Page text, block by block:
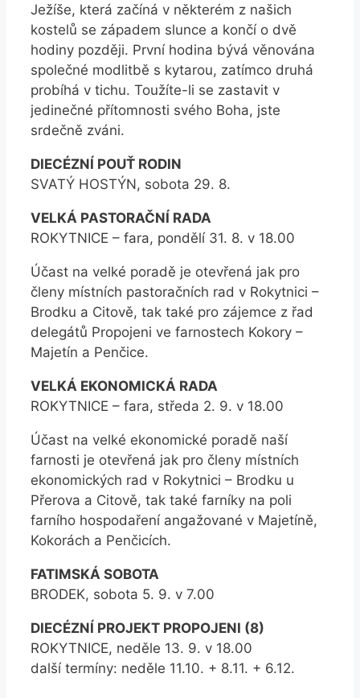
Ježíše, která začíná v některém z našich
kostelů se západem slunce a končí o dvě
hodiny později. První hodina bývá věnována
společné modlitbě s kytarou, zatímco druhá
probíhá v tichu. Toužíte-li se zastavit v
jedinečné přítomnosti svého Boha, jste
srdečně zváni.
DIECÉZNÍ POUŤ RODIN
SVATÝ HOSTÝN, sobota 29. 8.
VELKÁ PASTORAČNÍ RADA
ROKYTNICE – fara, pondělí 31. 8. v 18.00
Účast na velké poradě je otevřená jak pro
členy místních pastoračních rad v Rokytnici –
Brodku a Citově, tak také pro zájemce z řad
delegátů Propojeni ve farnostech Kokory –
Majetín a Penčice.
VELKÁ EKONOMICKÁ RADA
ROKYTNICE – fara, středa 2. 9. v 18.00
Účast na velké ekonomické poradě naší
farnosti je otevřená jak pro členy místních
ekonomických rad v Rokytnici – Brodku u
Přerova a Citově, tak také farníky na poli
farního hospodaření angažované v Majetíně,
Kokorách a Penčicích.
FATIMSKÁ SOBOTA
BRODEK, sobota 5. 9. v 7.00
DIECÉZNÍ PROJEKT PROPOJENI (8)
ROKYTNICE, neděle 13. 9. v 18.00
další termíny: neděle 11.10. + 8.11. + 6.12.